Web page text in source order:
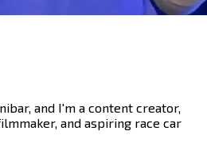
and I'm a content creator,
and aspiring race car